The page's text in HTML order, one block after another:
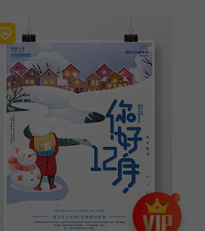
原创欧式简约婚礼邀请函海报小清新迎宾牌